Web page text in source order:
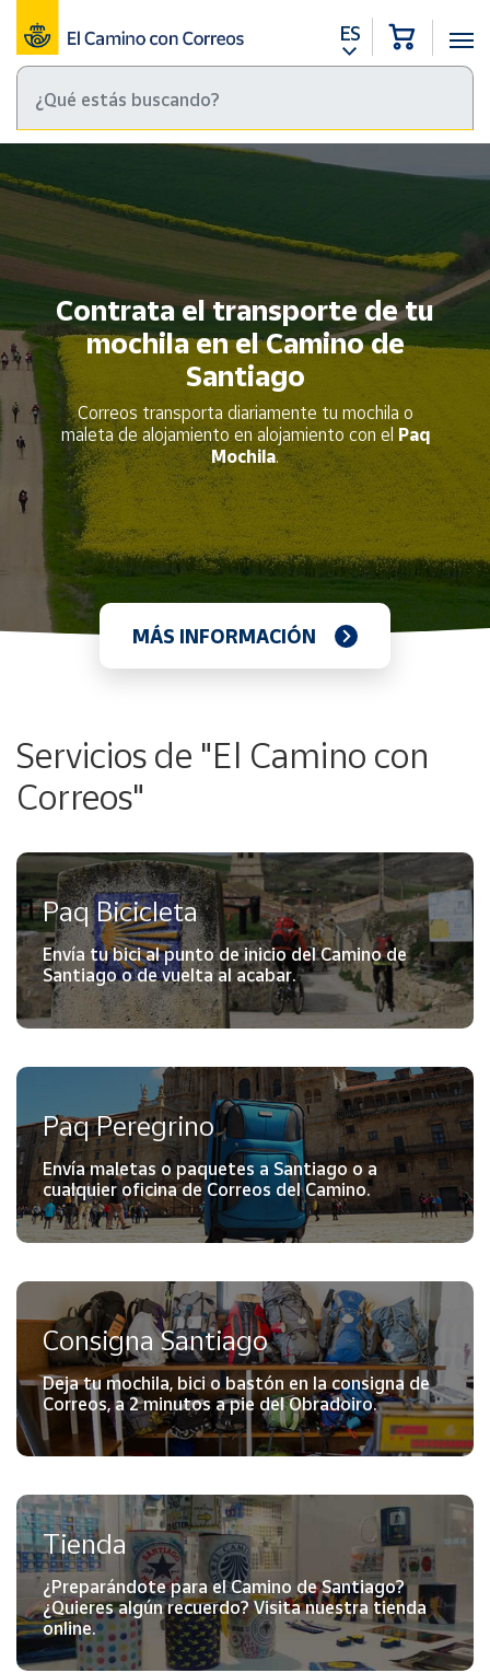
ES
Contrata el transporte de tu
mochila en el Camino de
Santiago
Correos transporta diariamente tu mochila o
maleta de alojamiento en alojamiento con el Paq
Mochila.
MÁS INFORMACIÓN
Servicios de "El Camino con
Correos"
Paq Bicicleta
Envía tu bici al punto de inicio del Camino de
Santiago o de vuelta al acabar.
Paq Peregrino
Envía maletas o paquetes a Santiago o a
cualquier oficina de Correos del Camino.
Consigna Santiago
Deja tu mochila, bici o bastón en la consigna de
Correos, a 2 minutos a pie del Obradoiro.
Tienda
¿Preparándote para el Camino de Santiago?
¿Quieres algún recuerdo? Visita nuestra tienda
online.